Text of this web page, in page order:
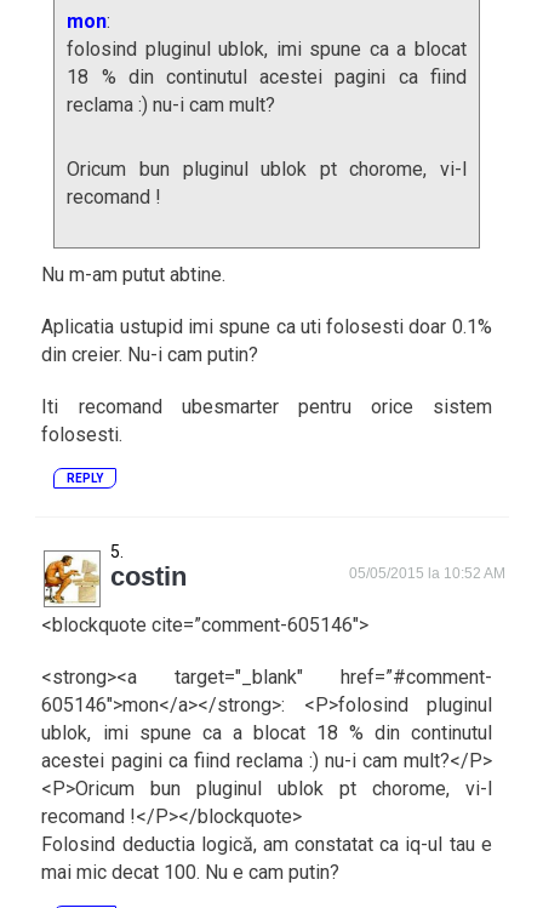
mon:
folosind pluginul ublok, imi spune ca a blocat
18 % din continutul acestei pagini ca fiind
reclama :) nu-i cam mult?
Oricum bun pluginul ublok pt chorome, vi-l
recomand !
Nu m-am putut abtine.
Aplicatia ustupid imi spune ca uti folosesti doar 0.1%
din creier. Nu-i cam putin?
Iti recomand ubesmarter pentru orice sistem
folosesti.
REPLY
costin 05/05/2015 la 10:52 AM
<blockquote cite=”comment-605146″>
<strong><a target="_blank" href=”#comment-
605146″>mon</a></strong>: <P>folosind pluginul
ublok, imi spune ca a blocat 18 % din continutul
acestei pagini ca fiind reclama :) nu-i cam mult?</P>
<P>Oricum bun pluginul ublok pt chorome, vi-l
recomand !</P></blockquote>
Folosind deductia logică, am constatat ca iq-ul tau e
mai mic decat 100. Nu e cam putin?